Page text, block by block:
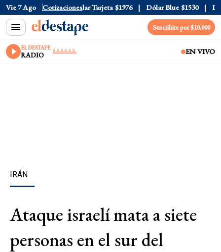
Vie 7 Ago Cotizaciones
Oficial $1520 Dólar Tarjeta $1976 Dólar Blue $1530
Suscribite por $10.000
EL DESTAPE
RADIO EN VIVO
IRÁN
Ataque israelí mata a siete
personas en el sur del